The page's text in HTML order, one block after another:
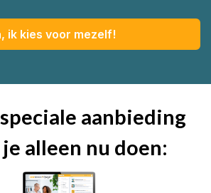
ik kies voor mezelf!
aanbieding
alleen nu doen: